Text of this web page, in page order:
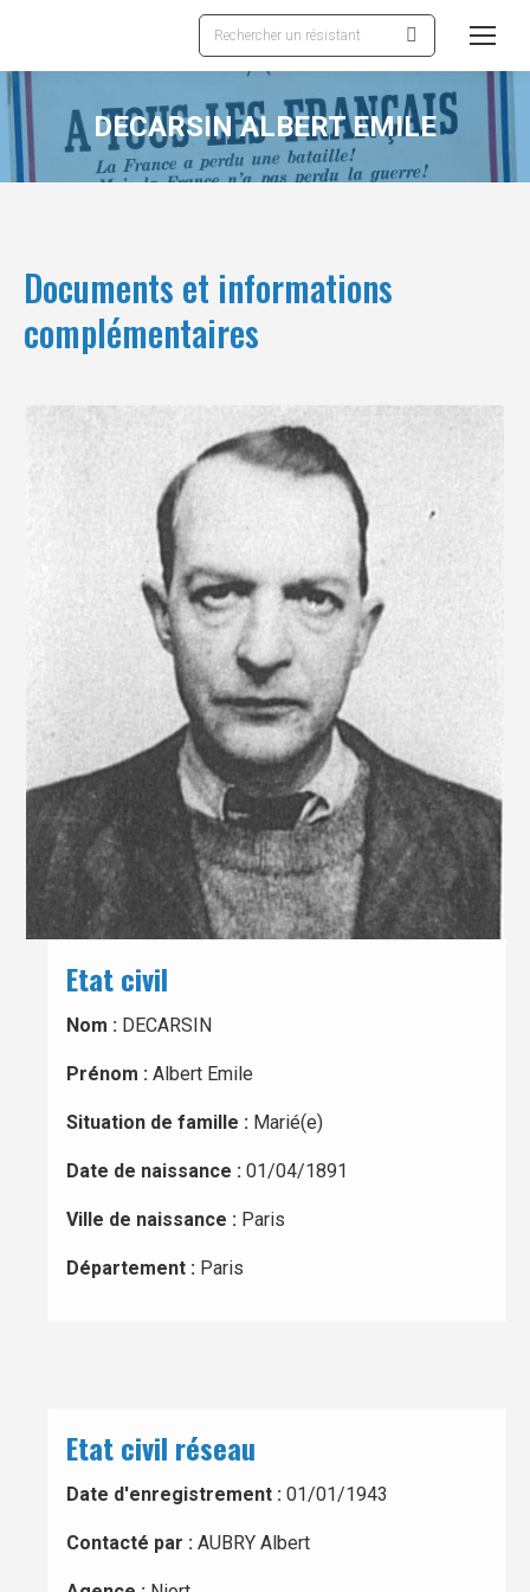
Recherche
:
DECARSIN ALBERT EMILE
Documents et informations
complémentaires
Etat civil
Nom : DECARSIN
Prénom : Albert Emile
Situation de famille : Marié(e)
Date de naissance : 01/04/1891
Ville de naissance : Paris
Département : Paris
Etat civil réseau
Date d'enregistrement : 01/01/1943
Contacté par : AUBRY Albert